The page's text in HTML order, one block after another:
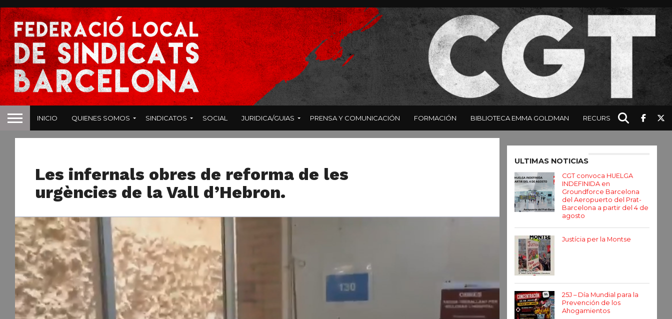
INICIO QUIENES SOMOS SINDICATOS SOCIAL JURIDICA/GUIAS PRENSA Y COMUNICACIÓN FORMACIÓN BIBLIOTECA EMMA GOLDMAN RECURSOS
Les infernals obres de reforma de les
urgències de la Vall d’Hebron.
ULTIMAS NOTICIAS
CGT convoca HUELGA
INDEFINIDA en
Groundforce Barcelona
del Aeropuerto del Prat-
Barcelona a partir del 4 de
agosto
Justícia per la Montse
25J – Día Mundial para la
Prevención de los
Ahogamientos